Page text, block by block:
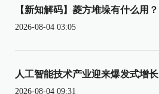
【新知解码】菱方堆垛有什么用？
2026-08-04 03:05
人工智能技术产业迎来爆发式增长
2026-08-04 09:31